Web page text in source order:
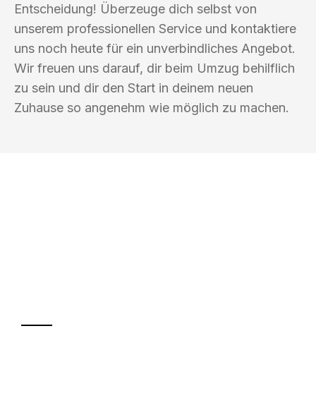
Entscheidung! Überzeuge dich selbst von
unserem professionellen Service und kontaktiere
uns noch heute für ein unverbindliches Angebot.
Wir freuen uns darauf, dir beim Umzug behilflich
zu sein und dir den Start in deinem neuen
Zuhause so angenehm wie möglich zu machen.